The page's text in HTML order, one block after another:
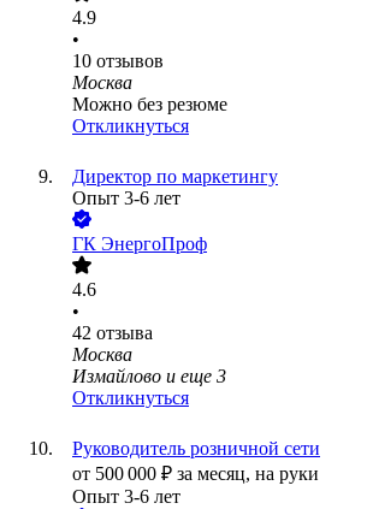
4.9
•
10 отзывов
Москва
Можно без резюме
Откликнуться
Директор по маркетингу
Опыт 3-6 лет
ГК ЭнергоПроф
4.6
•
42 отзыва
Москва
Измайлово и еще 3
Откликнуться
Руководитель розничной сети
от 500 000 ₽ за месяц, на руки
Опыт 3-6 лет